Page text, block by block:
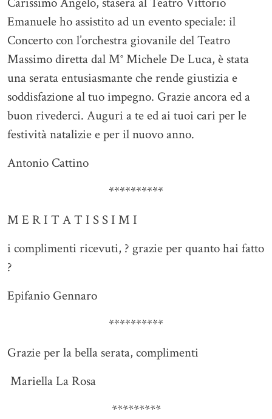
Emanuele ho assistito ad un evento speciale: il
Concerto con l’orchestra giovanile del Teatro
Massimo diretta dal M° Michele De Luca, è stata
una serata entusiasmante che rende giustizia e
soddisfazione al tuo impegno. Grazie ancora ed a
buon rivederci. Auguri a te ed ai tuoi cari per le
festività natalizie e per il nuovo anno.
Antonio Cattino
**********
M E R I T A T I S S I M I
i complimenti ricevuti, ? grazie per quanto hai fatto
?
Epifanio Gennaro
**********
Grazie per la bella serata, complimenti
Mariella La Rosa
*********